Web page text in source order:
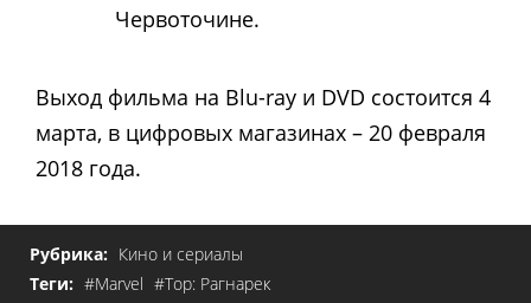
Червоточине.
Выход фильма на Blu-ray и DVD состоится 4
марта, в цифровых магазинах – 20 февраля
2018 года.
Рубрика: Кино и сериалы
Теги: #Marvel #Тор: Рагнарек